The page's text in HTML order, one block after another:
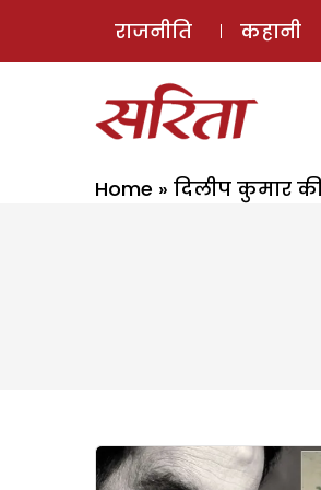
राजनीति कहानी
Home » दिलीप कुमार